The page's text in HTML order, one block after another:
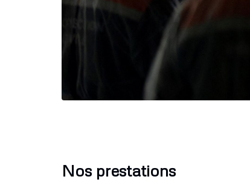
Nos prestations